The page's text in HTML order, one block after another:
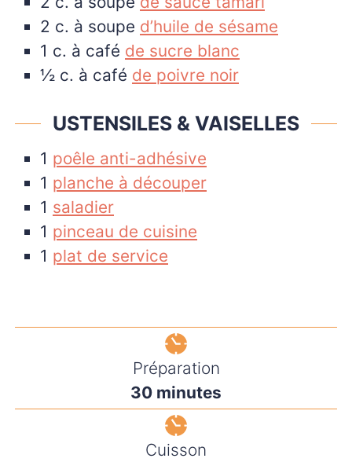
2 c. à soupe d’huile de sésame
1 c. à café de sucre blanc
½ c. à café de poivre noir
USTENSILES & VAISELLES
1 poêle anti-adhésive
1 planche à découper
1 saladier
1 pinceau de cuisine
1 plat de service
Préparation
30minutes
minutes
Cuisson